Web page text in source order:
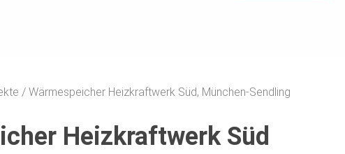
Wärmespeicher Heizkraftwerk Süd, München-Sendling
Heizkraftwerk Süd